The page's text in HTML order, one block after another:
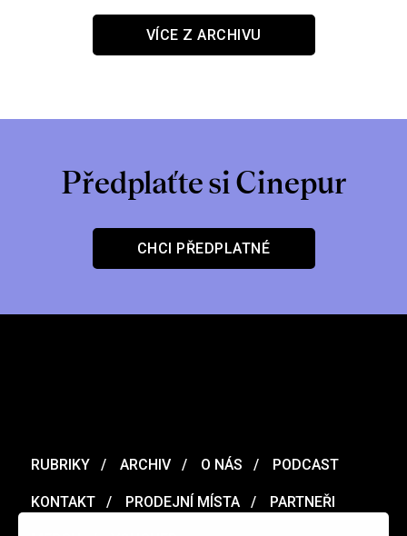
VÍCE Z ARCHIVU
Předplaťte si Cinepur
CHCI PŘEDPLATNÉ
RUBRIKY ARCHIV O NÁS PODCAST
KONTAKT PRODEJNÍ MÍSTA PARTNEŘI